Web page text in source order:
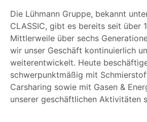
Die Lühmann Gruppe, bekannt
CLASSIC, gibt es bereits seit über
Mittlerweile über sechs
wir unser Geschäft kontinuierlich
weiterentwickelt. Heute
schwerpunktmäßig mit
Carsharing sowie mit Gasen &
unserer geschäftlichen Aktivitäten